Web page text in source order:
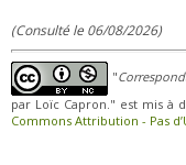
(Consulté le 06/08/2026)
"
par Loïc Capron." est mis à
Commons Attribution - Pas